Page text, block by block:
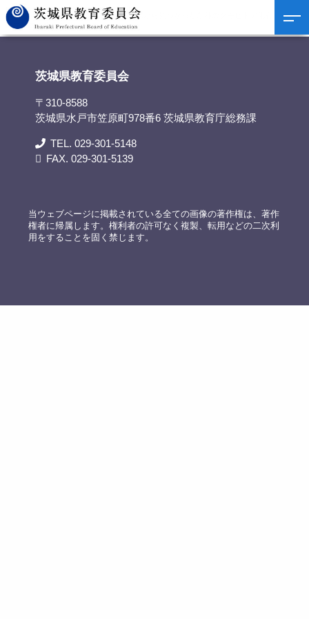
茨城県教育委員会>資料提供>茨城県から見つかった新種のクモヒトデ化石～タイ
プ標本を当館で特別公開～
茨城県教育委員会
〒310-8588
茨城県水戸市笠原町978番6 茨城県教育庁総務課
TEL. 029-301-5148
FAX. 029-301-5139
当ウェブページに掲載されている全ての画像の著作権は、著作
権者に帰属します。権利者の許可なく複製、転用などの二次利
用をすることを固く禁じます。